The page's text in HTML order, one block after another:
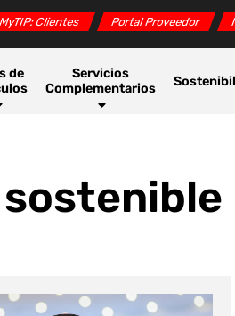
MyTIP: Clientes Portal Proveedor
de
Servicios
Complementarios